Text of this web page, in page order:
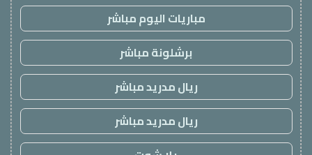
مباريات اليوم مباشر
برشلونة مباشر
ريال مدريد مباشر
ريال مدريد مباشر